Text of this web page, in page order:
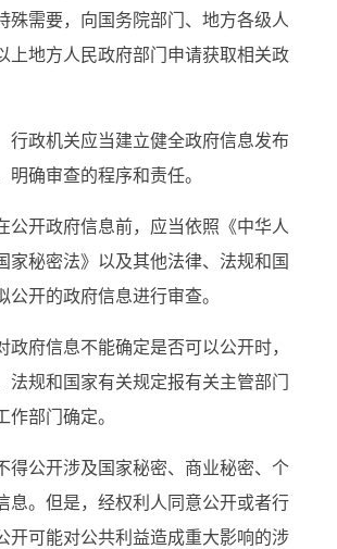
殊需要，向国务院部门、地方各级人
上地方人民政府部门申请获取相关政
机关应当建立健全政府信息发布
明确审查的程序和责任。
开政府信息前，应当依照《中华人
家秘密法》以及其他法律、法规和国
公开的政府信息进行审查。
府信息不能确定是否可以公开时，
法规和国家有关规定报有关主管部门
作部门确定。
公开涉及国家秘密、商业秘密、个
息。但是，经权利人同意公开或者行
开可能对公共利益造成重大影响的涉